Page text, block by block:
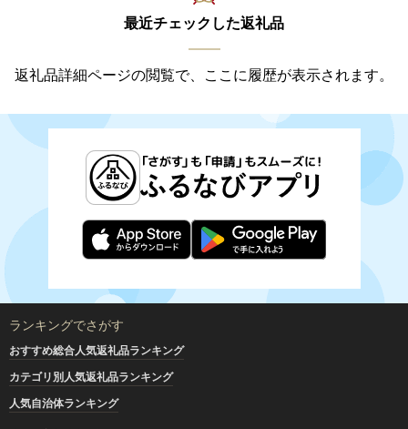
最近チェックした返礼品
返礼品詳細ページの閲覧で、ここに履歴が表示されます。
ランキングでさがす
おすすめ総合人気返礼品ランキング
カテゴリ別人気返礼品ランキング
人気自治体ランキング